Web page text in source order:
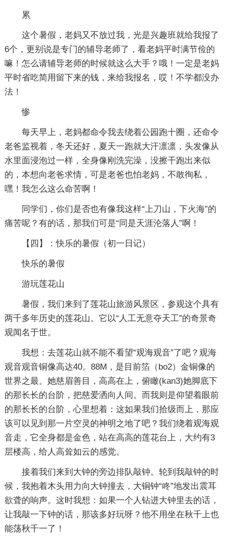
累
这个暑假，老妈又不放过我，光是兴趣班就给我报了
6个，更别说是专门的辅导老师了，看老妈平时满节俭的
嘛！怎么请辅导老师的时候就这么大手？哦！一定是老妈
平时省吃简用留下来的钱，来给我报名，哎！不学都没办
法！
惨
每天早上，老妈都命令我去绕着公园跑十圈，还命令
老爸监视着，冬天还好，夏天一跑就大汗凛凛，头发像从
水里面浸泡过一样，全身像刚洗完澡，没擦干跑出来似
的，本想向老爸求情，可是老爸也怕老妈，不敢徇私，
嘿！我怎么这么命苦啊！
同学们，你们是否也有像我这样“上刀山，下火海”的
痛苦呢？有的话，那我们可是“同是天涯沦落人”啊！
【四】：快乐的暑假 （初一日记）
快乐的暑假
游玩莲花山
暑假，我们来到了莲花山旅游风景区，参观这个具有
两千多年历史的莲花山。它以“人工无意夺天工”的奇景奇
观闻名于世。
我想：去莲花山就不能不看望“观海观音”了吧？观海
观音观音铜像高达40。88M，是目前箔（bo2）金铜像的
世界之最。她慈眉善目，高高在上，俯瞰(kan3)她脚底下
的那长长的台阶，把慈爱洒向人间。而我则是仰望着眼前
的那长长的台阶，心里想着：这如果我们拾级而上，那应
该可以见到那一片空灵的神明之地了吧？我们绕着观海观
音走，它全身都是金色，站在高高的莲花台上，大约有3
层楼高，给人高耸如云的感觉。
接着我们来到大钟的旁边排队敲钟。轮到我敲钟的时
候，我抱着木头用力向大钟撞去，大铜钟“咚”地发出震耳
欲聋的响声。这时我想：如果一个人钻进大钟里去的话，
让我敲一下钟的话，那该多好玩呀？他不用坐在秋千上也
能荡秋千一了！